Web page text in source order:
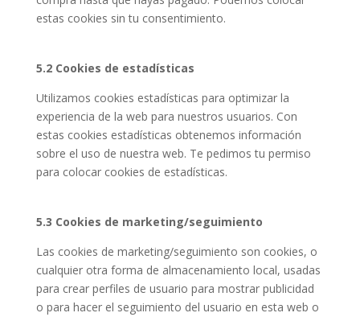
estas cookies sin tu consentimiento.
5.2 Cookies de estadísticas
Utilizamos cookies estadísticas para optimizar la
experiencia de la web para nuestros usuarios. Con
estas cookies estadísticas obtenemos información
sobre el uso de nuestra web. Te pedimos tu permiso
para colocar cookies de estadísticas.
5.3 Cookies de marketing/seguimiento
Las cookies de marketing/seguimiento son cookies, o
cualquier otra forma de almacenamiento local, usadas
para crear perfiles de usuario para mostrar publicidad
o para hacer el seguimiento del usuario en esta web o